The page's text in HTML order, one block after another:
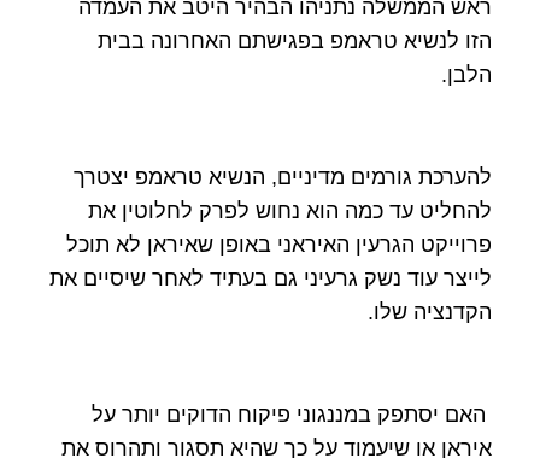
ראש הממשלה נתניהו הבהיר היטב את העמדה
הזו לנשיא טראמפ בפגישתם האחרונה בבית
הלבן.
להערכת גורמים מדיניים, הנשיא טראמפ יצטרך
להחליט עד כמה הוא נחוש לפרק לחלוטין את
פרוייקט הגרעין האיראני באופן שאיראן לא תוכל
לייצר עוד נשק גרעיני גם בעתיד לאחר שיסיים את
הקדנציה שלו.
האם יסתפק במננגוני פיקוח הדוקים יותר על
איראן או שיעמוד על כך שהיא תסגור ותהרוס את